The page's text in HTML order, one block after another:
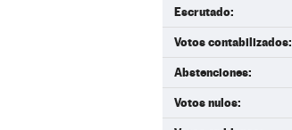
Escrutado:
Votos contabilizados:
Abstenciones:
Votos nulos: